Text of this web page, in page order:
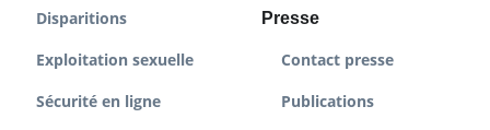
Disparitions
Exploitation sexuelle
Sécurité en ligne
Presse
Contact presse
Publications